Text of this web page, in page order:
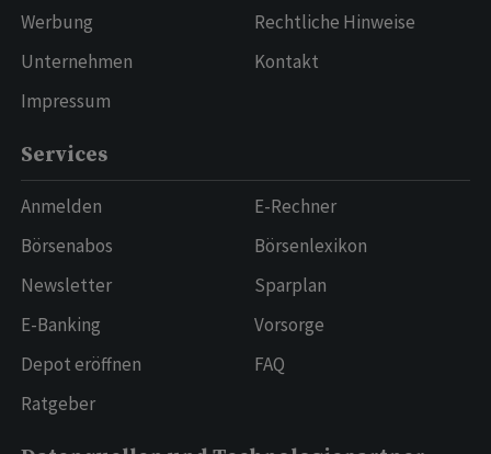
Werbung
Unternehmen
Impressum
Rechtliche Hinweise
Kontakt
Services
Anmelden
Börsenabos
Newsletter
E-Banking
Depot eröffnen
Ratgeber
E-Rechner
Börsenlexikon
Sparplan
Vorsorge
FAQ